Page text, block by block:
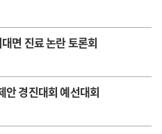
면 진료 논란 토론회
경진대회 예선대회